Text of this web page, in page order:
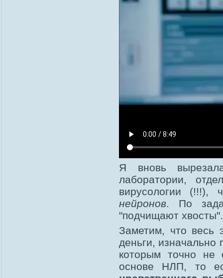
Я вновь
лаборатории,
вирусологии (!!!),
нейронов. По
"подчищают хвосты".
Заметим, что весь
деньги,
которым точно не
основе НЛП, то